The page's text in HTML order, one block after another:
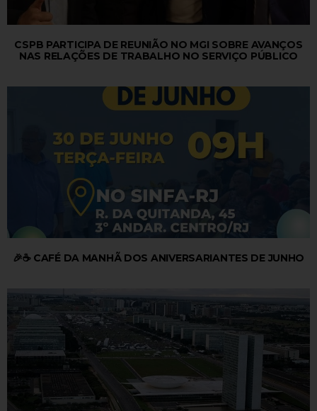
CSPB PARTICIPA DE REUNIÃO NO MGI SOBRE AVANÇOS
NAS RELAÇÕES DE TRABALHO NO SERVIÇO PÚBLICO
🎉☕ CAFÉ DA MANHÃ DOS ANIVERSARIANTES DE JUNHO